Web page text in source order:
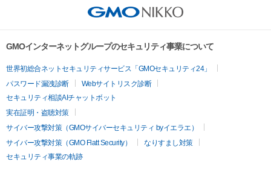
GMOインターネットグループのセキュリティ事業について
世界初総合ネットセキュリティサービス「GMOセキュリティ24」
パスワード漏洩診断
Webサイトリスク診断
セキュリティ相談AIチャットボット
実在証明・盗聴対策
サイバー攻撃対策（GMOサイバーセキュリティ byイエラエ）
サイバー攻撃対策（GMO Flatt Security）
なりすまし対策
セキュリティ事業の軌跡